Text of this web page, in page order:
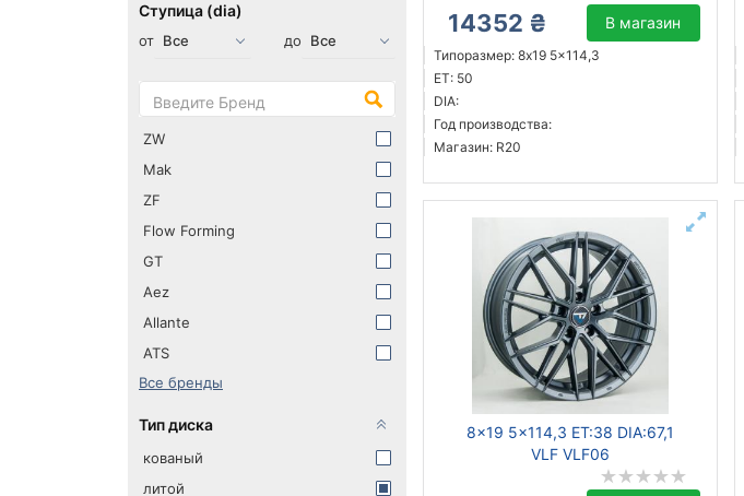
14352 ₴ В магазин
Типоразмер: 8x19 5x114,3
ET: 50
DIA:
Год производства:
Магазин: R20
8x19 5x114,3 ET:38 DIA:67,1
VLF VLF06
Ступица (dia)
от до
ZW
Mak
ZF
Flow Forming
GT
Aez
Allante
ATS
Все бренды
Тип диска
кованый
литой